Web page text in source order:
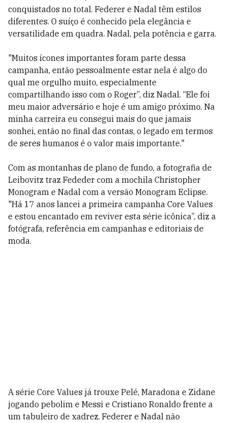
conquistados no total. Federer e Nadal têm estilos
diferentes. O suíço é conhecido pela elegância e
versatilidade em quadra. Nadal, pela potência e garra.
"Muitos ícones importantes foram parte dessa
campanha, então pessoalmente estar nela é algo do
qual me orgulho muito, especialmente
compartilhando isso com o Roger”, diz Nadal. “Ele foi
meu maior adversário e hoje é um amigo próximo. Na
minha carreira eu consegui mais do que jamais
sonhei, então no final das contas, o legado em termos
de seres humanos é o valor mais importante."
Com as montanhas de plano de fundo, a fotografia de
Leibovitz traz Fededer com a mochila Christopher
Monogram e Nadal com a versão Monogram Eclipse.
"Há 17 anos lancei a primeira campanha Core Values
e estou encantado em reviver esta série icônica”, diz a
fotógrafa, referência em campanhas e editoriais de
moda.
A série Core Values já trouxe Pelé, Maradona e Zidane
jogando pebolim e Messi e Cristiano Ronaldo frente a
um tabuleiro de xadrez. Federer e Nadal não